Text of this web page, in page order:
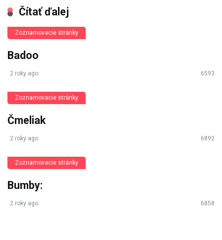
Čítať ďalej
Zoznamovacie stránky
Badoo
2 roky ago 6593
Zoznamovacie stránky
Čmeliak
2 roky ago 6892
Zoznamovacie stránky
Bumby:
2 roky ago 6858